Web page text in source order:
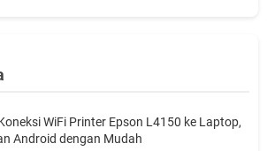
WiFi Printer Epson L4150 ke Laptop,
Android dengan Mudah